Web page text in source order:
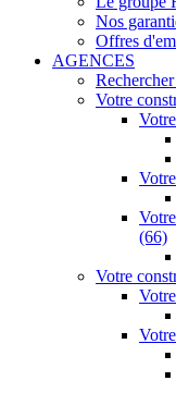
Nos
Offres
AGENCES
Votre
(66)
Votre